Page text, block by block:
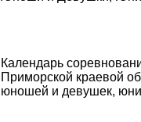
Календарь
Приморской краевой
юношей и девушек,